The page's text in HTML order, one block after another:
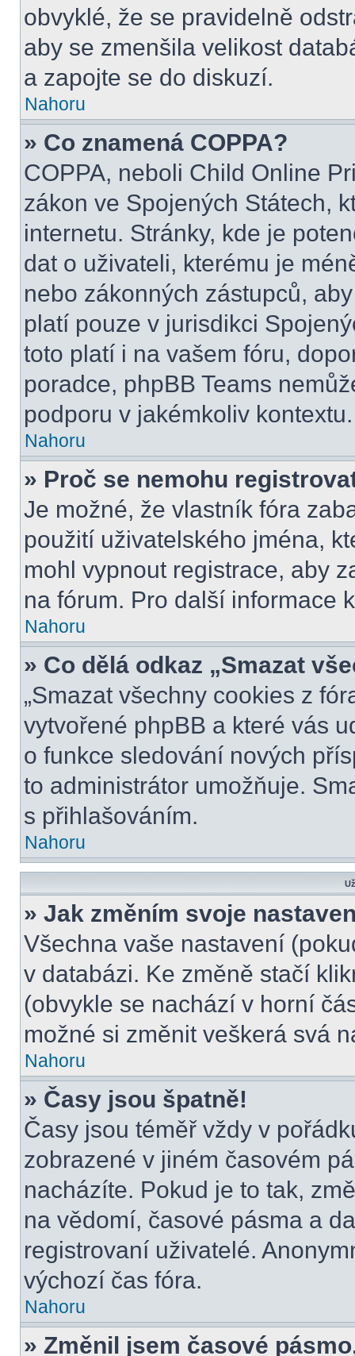
obvyklé, že se pravidelně
aby se zmenšila velikost
a zapojte se do diskuzí.
Nahoru
» Co znamená COPPA?
COPPA, neboli Child Online
zákon ve Spojených Státech,
internetu. Stránky, kde je
dat o uživateli, kterému je
nebo zákonných zástupců,
platí pouze v jurisdikci
toto platí i na vašem fóru,
poradce, phpBB Teams
podporu v jakémkoliv kontextu.
Nahoru
» Proč se nemohu
Je možné, že vlastník fóra
použití uživatelského jména,
mohl vypnout registrace, aby
na fórum. Pro další informace
Nahoru
» Co dělá odkaz „Smazat
„Smazat všechny cookies z
vytvořené phpBB a které vás
o funkce sledování nových
to administrátor umožňuje.
s přihlašováním.
Nahoru
» Jak změním svoje
Všechna vaše nastavení
v databázi. Ke změně stačí
(obvykle se nachází v horní
možné si změnit veškerá svá
Nahoru
» Časy jsou špatně!
Časy jsou téměř vždy v
zobrazené v jiném časovém
nacházíte. Pokud je to tak,
na vědomí, časové pásma a
registrovaní uživatelé.
výchozí čas fóra.
Nahoru
» Změnil jsem časové